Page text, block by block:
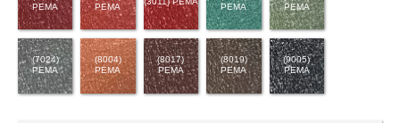
PEMA
PEMA
PEMA
PEMA
(7024)
PEMA
(8004)
PEMA
(8017)
PEMA
(8019)
PEMA
(9005)
PEMA